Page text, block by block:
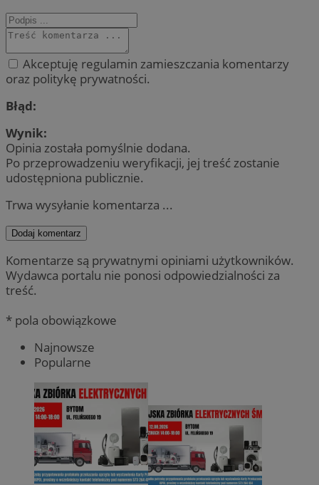
Akceptuję regulamin zamieszczania komentarzy
oraz politykę prywatności.
Błąd:
Wynik:
Opinia została pomyślnie dodana.
Po przeprowadzeniu weryfikacji, jej treść zostanie
udostępniona publicznie.
Trwa wysyłanie komentarza ...
Dodaj komentarz
Komentarze są prywatnymi opiniami użytkowników.
Wydawca portalu nie ponosi odpowiedzialności za
treść.
* pola obowiązkowe
Najnowsze
Popularne